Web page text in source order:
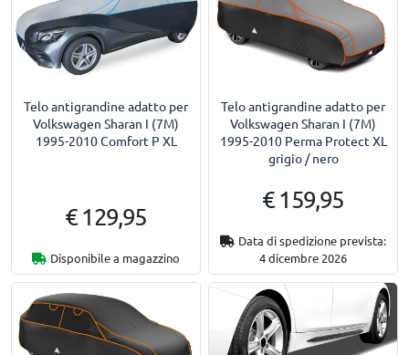
Telo antigrandine adatto per
Volkswagen Sharan I (7M)
1995-2010 Comfort P XL
€ 129,95
Disponibile a magazzino
Telo antigrandine adatto per
Volkswagen Sharan I (7M)
1995-2010 Perma Protect XL
grigio / nero
€ 159,95
Data di spedizione prevista:
4 dicembre 2026